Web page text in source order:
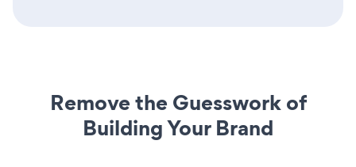
Remove the Guesswork of
Building Your Brand